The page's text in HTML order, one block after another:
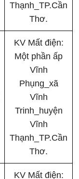
Thạnh_TP.Cần
Thơ.
KV Mất điện:
Một phần ấp
Vĩnh
Phụng_xã
Vĩnh
Trinh_huyện
Vĩnh
Thạnh_TP.Cần
Thơ.
KV Mất điện: